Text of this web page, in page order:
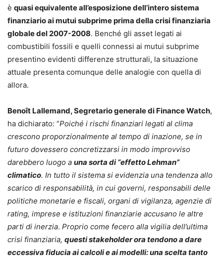
è quasi equivalente all’esposizione dell’intero sistema
finanziario ai mutui subprime prima della crisi finanziaria
globale del 2007-2008. Benché gli asset legati ai
combustibili fossili e quelli connessi ai mutui subprime
presentino evidenti differenze strutturali, la situazione
attuale presenta comunque delle analogie con quella di
allora.
Benoît Lallemand, Segretario generale di Finance Watch,
ha dichiarato: “Poiché i rischi finanziari legati al clima
crescono proporzionalmente al tempo di inazione, se in
futuro dovessero concretizzarsi in modo improvviso
darebbero luogo a una sorta di “effetto Lehman”
climatico. In tutto il sistema si evidenzia una tendenza allo
scarico di responsabilità, in cui governi, responsabili delle
politiche monetarie e fiscali, organi di vigilanza, agenzie di
rating, imprese e istituzioni finanziarie accusano le altre
parti di inerzia. Proprio come fecero alla vigilia dell’ultima
crisi finanziaria, questi stakeholder ora tendono a dare
eccessiva fiducia ai calcoli e ai modelli: una scelta tanto